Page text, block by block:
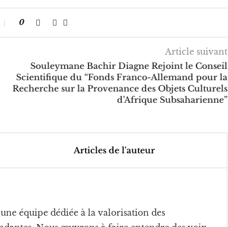
0
Article suivant
Souleymane Bachir Diagne Rejoint le Conseil
Scientifique du “Fonds Franco-Allemand pour la
Recherche sur la Provenance des Objets Culturels
d’Afrique Subsaharienne”
Articles de l'auteur
équipe dédiée à la valorisation des